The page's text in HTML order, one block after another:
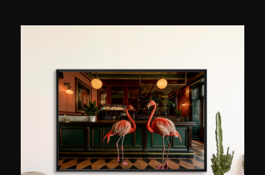
la capital en 2020, explora una idea a la vez
sencilla y formidable: capturar París en el
preciso instante en que la luz de la ciudad
cambia. En la hora dorada, ese cambio al final
del día en que el ruido disminuye y las formas de
la ciudad se revelan bajo una nueva luz. Matteo
Merea suele regresar a los mismos lugares